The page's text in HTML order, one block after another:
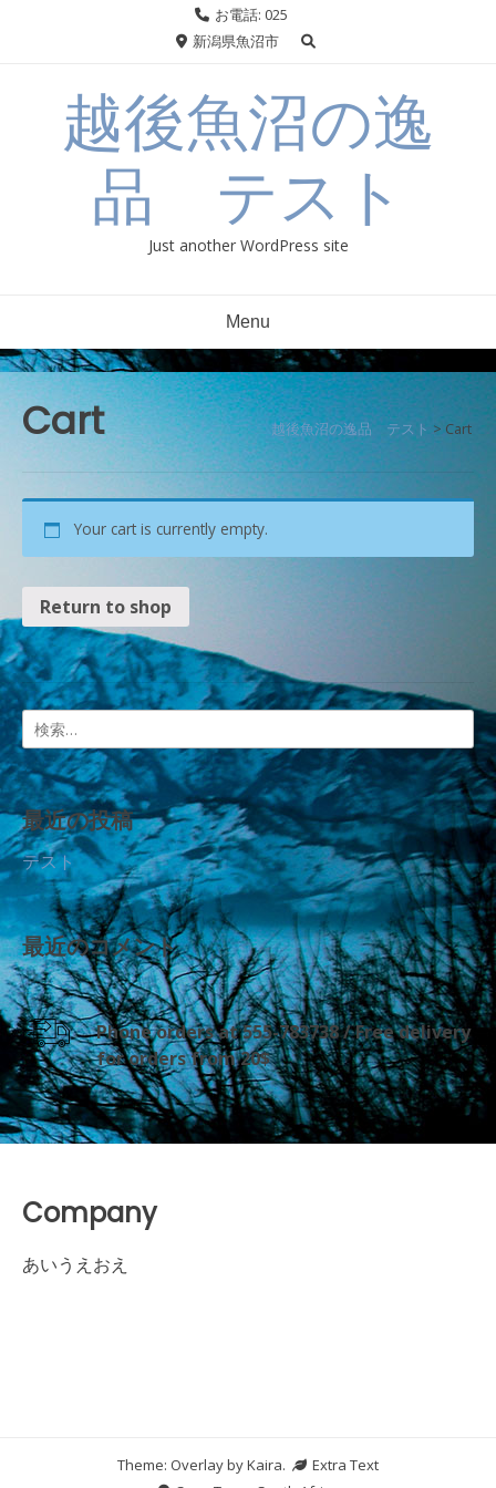
お電話: 025
新潟県魚沼市
越後魚沼の逸
品 テスト
Just another WordPress site
Menu
Cart 越後魚沼の逸品 テスト > Cart
Your cart is currently empty.
Return to shop
検
索:
最近の投稿
テスト
最近のコメント
Phone orders at 555-783738 / Free delivery
for orders from 20$
Company
あいうえおえ
Theme: Overlay byKaira.
Extra Text